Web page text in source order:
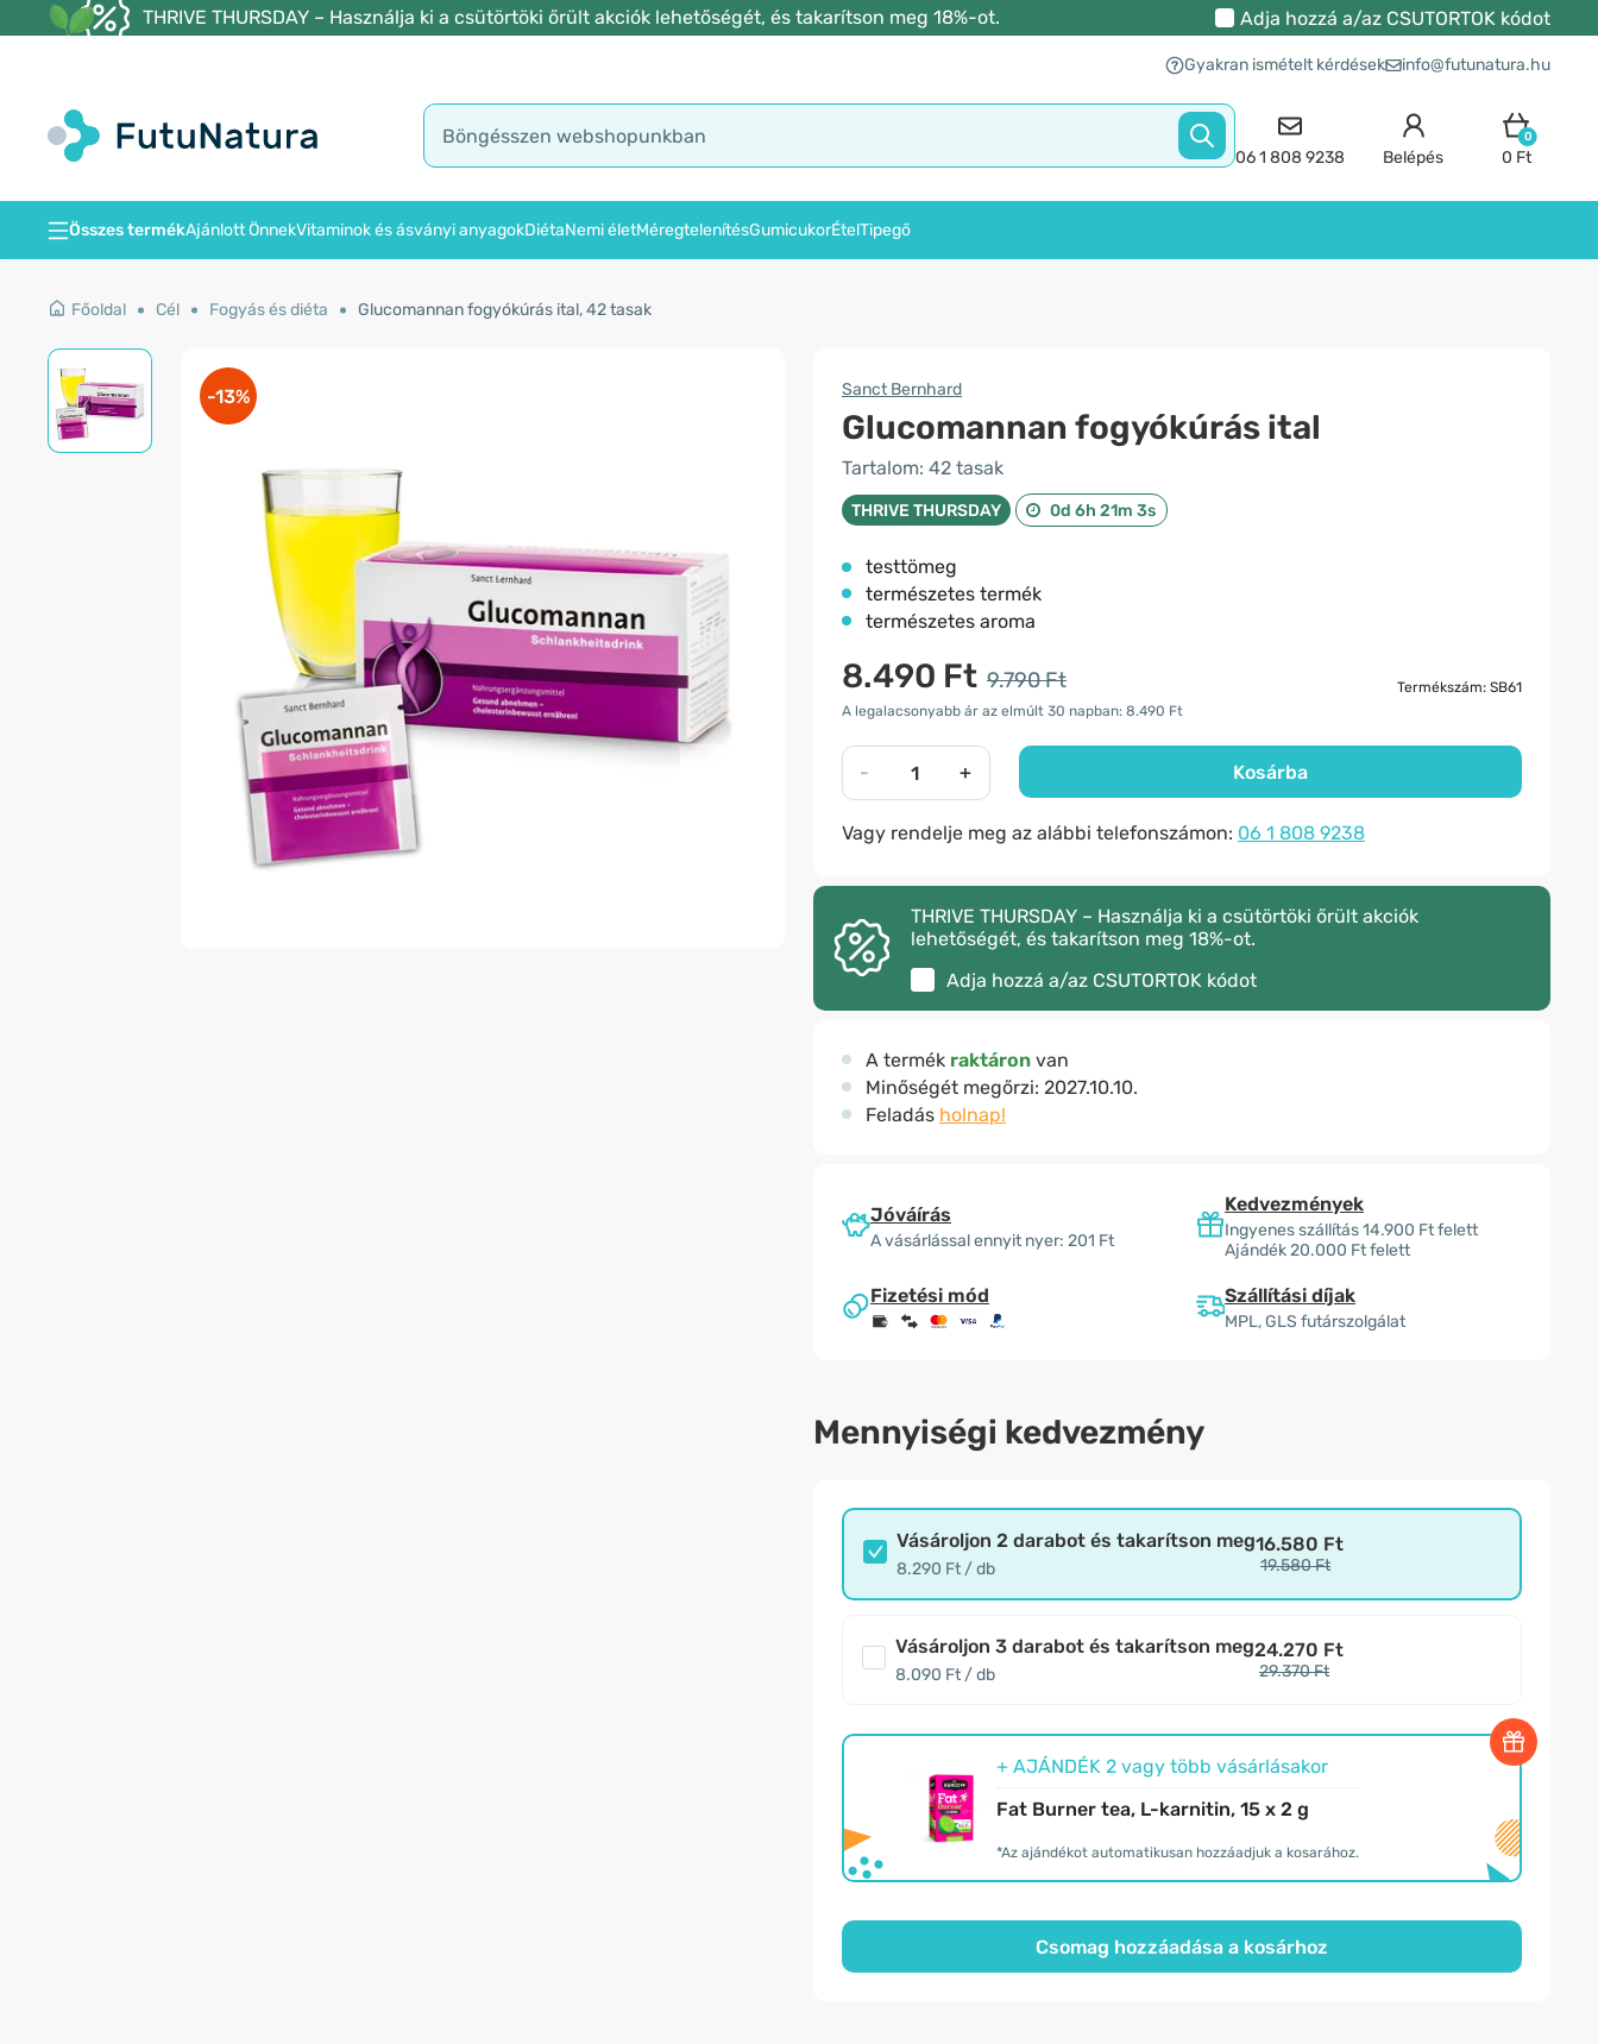
THRIVE THURSDAY – Használja ki a csütörtöki őrült akciók lehetőségét, és takarítson meg 18%-ot. Adja hozzá a/az CSUTORTOKkódot
Gyakran ismételt kérdések info@futunatura.hu
06 1 808 9238 Belépés
0
0 Ft
Összes termékAjánlott ÖnnekVitaminok és ásványi anyagokDiétaNemi életMéregtelenítésGumicukorÉtelTipegő
Főoldal Cél Fogyás és diéta Glucomannan fogyókúrás ital, 42 tasak
-13% Sanct Bernhard
Glucomannan fogyókúrás ital
Tartalom: 42 tasak
THRIVE THURSDAY 0d 6h 21m 2s
testtömeg
természetes termék
természetes aroma
8.490 Ft 9.790 Ft
Termékszám: SB61
A legalacsonyabb ár az elmúlt 30 napban: 8.490 Ft
- + Kosárba
Vagy rendelje meg az alábbi telefonszámon: 06 1 808 9238
THRIVE THURSDAY – Használja ki a csütörtöki őrült akciók
lehetőségét, és takarítson meg 18%-ot.
Adja hozzá a/az CSUTORTOK kódot
A termék raktáron van
Minőségét megőrzi: 2027.10.10.
Feladás holnap!
Jóváírás
A vásárlással ennyit nyer: 201 Ft
Kedvezmények
Ingyenes szállítás 14.900 Ft felett
Ajándék 20.000 Ft felett
Fizetési mód Szállítási díjak
MPL, GLS futárszolgálat
Mennyiségi kedvezmény
Vásároljon 2 darabot és takarítson meg
8.290 Ft / db
16.580 Ft
19.580 Ft
Vásároljon 3 darabot és takarítson meg
8.090 Ft / db
24.270 Ft
29.370 Ft
+ AJÁNDÉK 2 vagy több vásárlásakor
Fat Burner tea, L-karnitin, 15 x 2 g
*Az ajándékot automatikusan hozzáadjuk a kosarához.
Csomag hozzáadása a kosárhoz